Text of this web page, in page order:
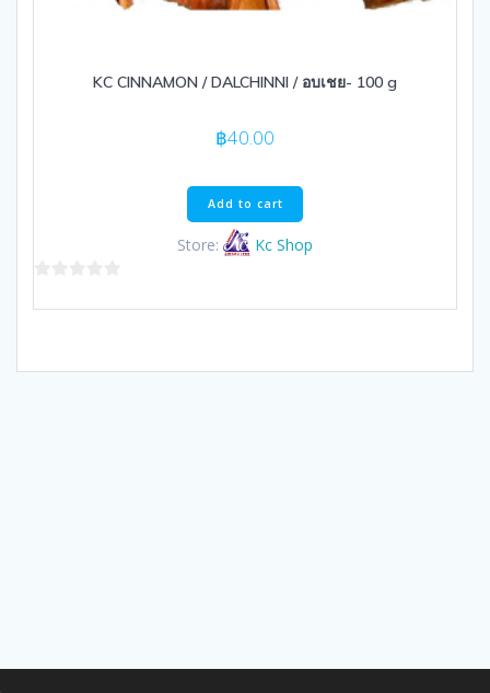
KC CINNAMON / DALCHINNI / อบเชย- 100 g
฿40.00
Add to cart
Store: Kc Shop